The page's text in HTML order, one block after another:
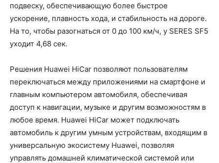
подвеску, обеспечивающую более быстрое
ускорение, плавность хода, и стабильность на дороге.
На то, чтобы разогнаться от 0 до 100 км/ч, у SERES SF5
уходит 4,68 сек.
Решения Huawei HiCar позволяют пользователям
переключаться между приложениями на смартфоне и
главным компьютером автомобиля, обеспечивая
доступ к навигации, музыке и другим возможностям в
любое время. Huawei HiCar может подключать
автомобиль к другим умным устройствам, входящим в
универсальную экосистему Huawei, позволяя
управлять домашней климатической системой или